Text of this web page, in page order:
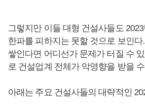
그렇지만 이들 대형 건설사들도
한파를 피하지는 못할 것으로 보인
쌓인다면 어디선가 문제가 터질 수
로 건설업계 전체가 악영향을 받을
아래는 주요 건설사들의 대략적인